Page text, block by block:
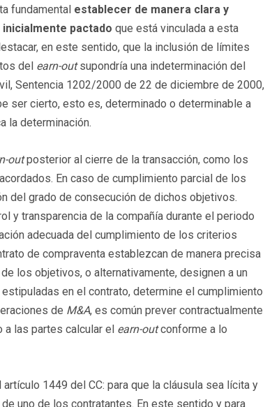
fundamental establecer de manera clara y
pactado que está vinculada a esta
en este sentido, que la inclusión de límites
del earn-outsupondría una indeterminación del
Sentencia 1202/2000 de 22 de diciembre de 2000,
ser cierto, esto es, determinado o determinable a
la determinación.
outposterior al cierre de la transacción, como los
En caso de cumplimiento parcial de los
del grado de consecución de dichos objetivos.
y transparencia de la compañía durante el periodo
adecuada del cumplimiento de los criterios
de compraventa establezcan de manera precisa
los objetivos, o alternativamente, designen a un
en el contrato, determine el cumplimiento
de M&A, es común prever contractualmente
las partes calcular el earn-outconforme a lo
1449 del CC: para que la cláusula sea lícita y
uno de los contratantes. En este sentido y para